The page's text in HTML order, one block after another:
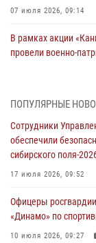
07 июля 2026, 09:14
В рамках акции
провели военно-
акции «Коробка
Сотрудники
03 июля 2026, 04:03
Управление
ПОПУЛЯРНЫЕ
Сотрудники
обеспечили
сибирского поля-
17 июля 2026, 09:52
Офицеры
«Динамо» по
10 июля 2026, 09:27